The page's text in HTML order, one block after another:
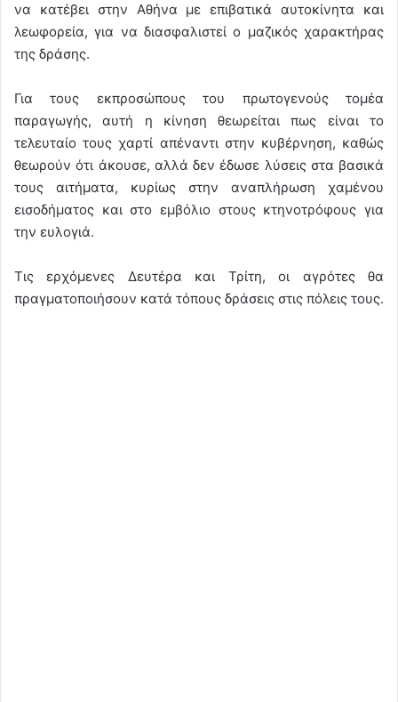
να κατέβει στην Αθήνα με επιβατικά αυτοκίνητα και
λεωφορεία, για να διασφαλιστεί ο μαζικός χαρακτήρας
της δράσης.
Για τους εκπροσώπους του πρωτογενούς τομέα
παραγωγής, αυτή η κίνηση θεωρείται πως είναι το
τελευταίο τους χαρτί απέναντι στην κυβέρνηση, καθώς
θεωρούν ότι άκουσε, αλλά δεν έδωσε λύσεις στα βασικά
τους αιτήματα, κυρίως στην αναπλήρωση χαμένου
εισοδήματος και στο εμβόλιο στους κτηνοτρόφους για
την ευλογιά.
Τις ερχόμενες Δευτέρα και Τρίτη, οι αγρότες θα
πραγματοποιήσουν κατά τόπους δράσεις στις πόλεις τους.